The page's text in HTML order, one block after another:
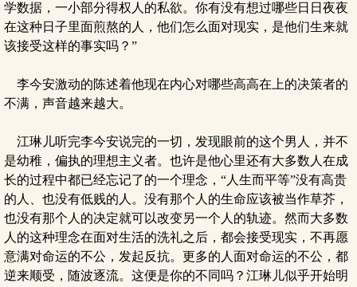
学数据，一小部分得权人的私欲。你有没有想过哪些日日夜夜
在这种日子里面煎熬的人，他们怎么面对现实，是他们生来就
该接受这样的事实吗？”
李今安激动的陈述着他现在内心对哪些高高在上的决策者的
不满，声音越来越大。
江琳儿听完李今安说完的一切，发现眼前的这个男人，并不
是幼稚，偏执的理想主义者。也许是他心里还有大多数人在成
长的过程中都已经忘记了的一个理念，“人生而平等”没有高贵
的人、也没有低贱的人。没有那个人的生命应该被当作草芥，
也没有那个人的决定就可以改变另一个人的轨迹。然而大多数
人的这种理念在面对生活的洗礼之后，都会接受现实，不再愿
意满对命运的不公，发起反抗。更多的人面对命运的不公，都
逆来顺受，随波逐流。这便是你的不同吗？江琳儿似乎开始明